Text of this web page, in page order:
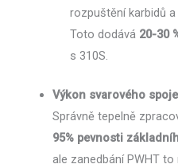
rozpuštění karbidů
Toto dodává 20-30
s 310S.
Výkon svarového spoje
Správně tepelně
95% pevnosti
ale zanedbání PWHT to